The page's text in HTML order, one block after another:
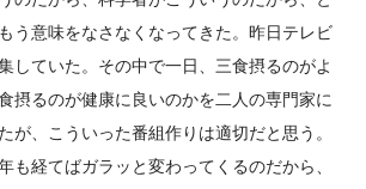
う意味をなさなくなってきた。昨日テレビ
していた。その中で一日、三食摂るのがよ
摂るのが健康に良いのかを二人の専門家に
が、こういった番組作りは適切だと思う。
も経てばガラッと変わってくるのだから、